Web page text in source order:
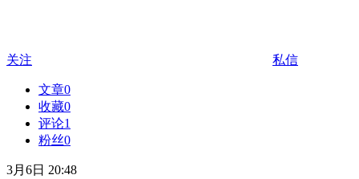
关注 私信
文章0
收藏0
评论1
粉丝0
3月6日 20:48